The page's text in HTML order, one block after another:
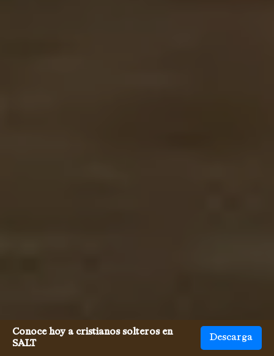
Conoce hoy a cristianos solteros en
SALT
Descarga